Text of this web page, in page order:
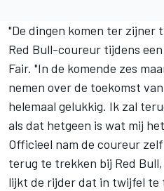
"De dingen komen ter zijner
Red Bull-coureur tijdens
Fair. "In de komende zes
nemen over de toekomst
helemaal gelukkig. Ik zal
als dat hetgeen is wat mij
Officieel nam de coureur
terug te trekken bij Red
lijkt de rijder dat in twijfel te